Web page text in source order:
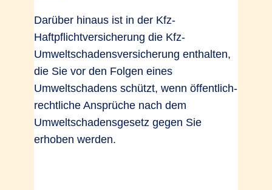
Darüber hinaus ist in der Kfz-
Haftpflichtversicherung die Kfz-
Umweltschadensversicherung enthalten,
die Sie vor den Folgen eines
Umweltschadens schützt, wenn öffentlich-
rechtliche Ansprüche nach dem
Umweltschadensgesetz gegen Sie
erhoben werden.